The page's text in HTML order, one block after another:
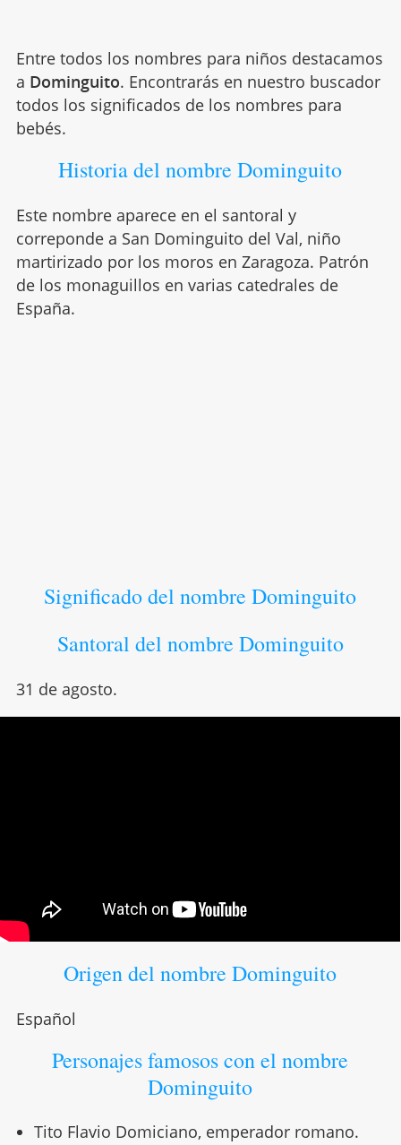
Entre todos los nombres para niños destacamos
a Dominguito. Encontrarás en nuestro buscador
todos los significados de los nombres para
bebés.
Historia del nombre Dominguito
Este nombre aparece en el santoral y
correponde a San Dominguito del Val, niño
martirizado por los moros en Zaragoza. Patrón
de los monaguillos en varias catedrales de
España.
Significado del nombre Dominguito
Santoral del nombre Dominguito
31 de agosto.
Origen del nombre Dominguito
Español
Personajes famosos con el nombre
Dominguito
Tito Flavio Domiciano, emperador romano.